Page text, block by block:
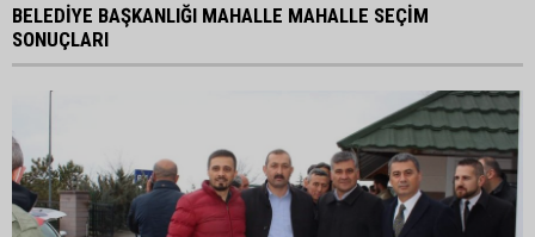
BELEDİYE BAŞKANLIĞI MAHALLE MAHALLE SEÇİM
SONUÇLARI